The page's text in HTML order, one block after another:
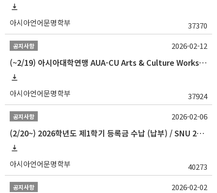
아시아언어문명학부 37370
공지사항
(~2/19) 아시아대학연맹 AUA-CU Arts & Culture Workshop Camp 2026 참가자 선발 안내
아시아언어문명학부 37924
2026-02-12
공지사항
(2/20~) 2026학년도 제1학기 등록금 수납 (납부) / SNU 26-1 Tuition fee payment notice
아시아언어문명학부 40273
2026-02-06
공지사항 2026-02-02